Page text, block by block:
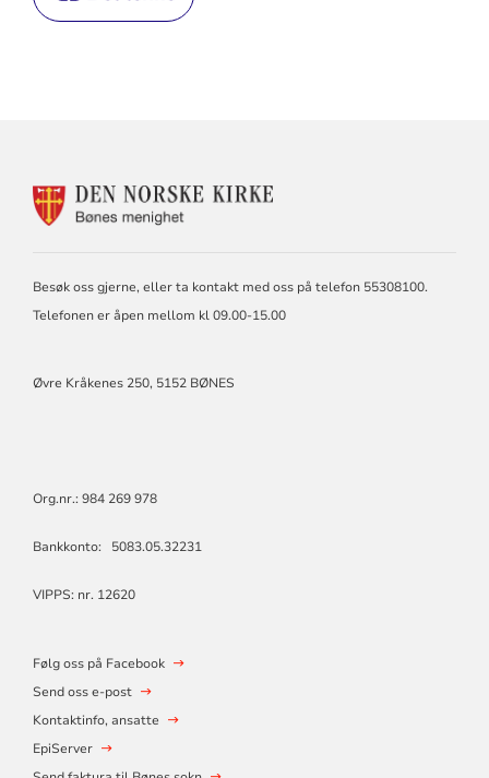
KONTAKTINFORMASJON
Besøk oss gjerne, eller ta kontakt med oss på telefon 55308100.
Telefonen er åpen mellom kl 09.00-15.00
Øvre Kråkenes 250, 5152 BØNES
Org.nr.: 984 269 978
Bankkonto: 5083.05.32231
VIPPS: nr. 12620
Følg oss på Facebook
Send oss e-post
Kontaktinfo, ansatte
EpiServer